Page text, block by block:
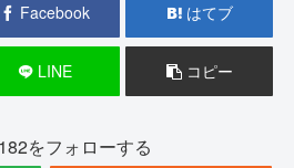
Facebook はてブ
LINE コピー
をフォローする